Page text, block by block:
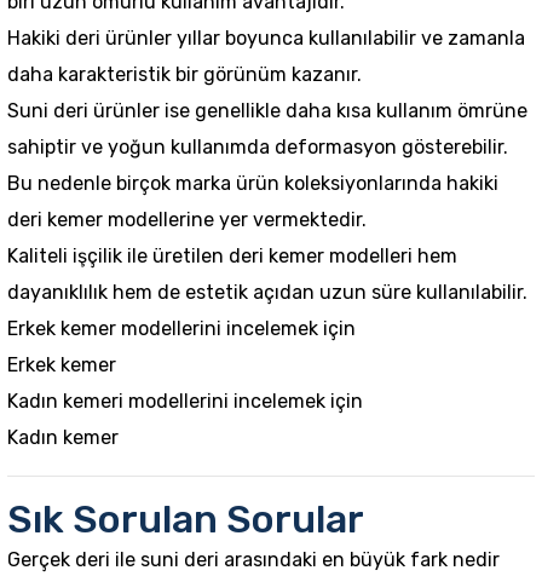
Hakiki deri ürünler yıllar boyunca kullanılabilir ve zamanla
daha karakteristik bir görünüm kazanır.
Suni deri ürünler ise genellikle daha kısa kullanım ömrüne
sahiptir ve yoğun kullanımda deformasyon gösterebilir.
Bu nedenle birçok marka ürün koleksiyonlarında hakiki
deri kemer modellerine yer vermektedir.
Kaliteli işçilik ile üretilen deri kemer modelleri hem
dayanıklılık hem de estetik açıdan uzun süre kullanılabilir.
Erkek kemer modellerini incelemek için
Erkek kemer
Kadın kemeri modellerini incelemek için
Kadın kemer
Sık Sorulan Sorular
Gerçek deri ile suni deri arasındaki en büyük fark nedir